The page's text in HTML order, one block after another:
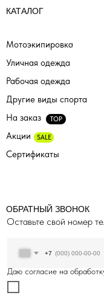
КАТАЛОГ
Мотоэкипировка
Уличная одежда
Рабочая одежда
На заказ TOP
Акции SALE
ОБРАТНЫЙ ЗВОНОК
Оставьте свой номер
+7
Даю согласие на
Сертификаты
Другие виды спорта